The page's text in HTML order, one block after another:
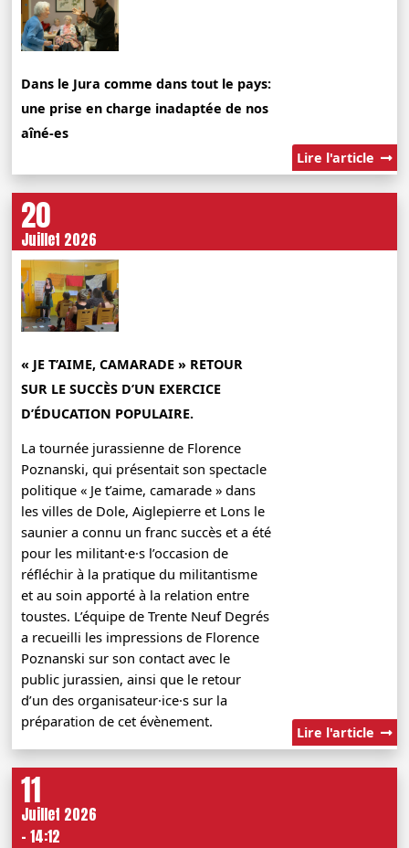
Dans le Jura comme dans tout le pays:
une prise en charge inadaptée de nos
aîné-es
Lire l'article
20
Juillet 2026
« JE T’AIME, CAMARADE » RETOUR
SUR LE SUCCÈS D’UN EXERCICE
D’ÉDUCATION POPULAIRE.
La tournée jurassienne de Florence
Poznanski, qui présentait son spectacle
politique « Je t’aime, camarade » dans
les villes de Dole, Aiglepierre et Lons le
saunier a connu un franc succès et a été
pour les militant·e·s l’occasion de
réfléchir à la pratique du militantisme
et au soin apporté à la relation entre
toustes. L’équipe de Trente Neuf Degrés
a recueilli les impressions de Florence
Poznanski sur son contact avec le
public jurassien, ainsi que le retour
d’un des organisateur·ice·s sur la
préparation de cet évènement.
Lire l'article
11
Juillet 2026
- 14:12